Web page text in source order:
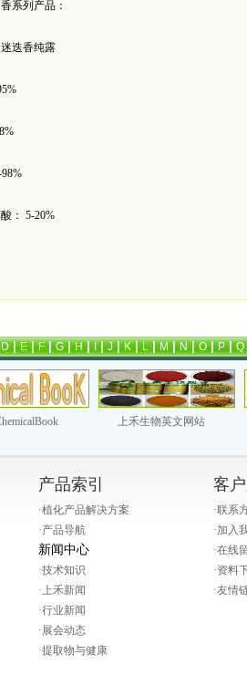
系列产品：
迭香纯露
： 5-20%
D|E|F|G|H|I|J|K|L|M|N|O|P|Q
上禾生物英文网站
产品索引
·植化产品解决方案
·产品导航
新闻中心
·技术知识
·上禾新闻
·行业新闻
·展会动态
·提取物与健康
客
·联系
·加入
·在线
·资料
·友情